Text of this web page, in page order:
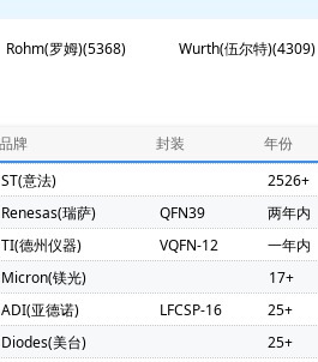
Rohm(罗姆)(5368) Wurth(伍尔特)(4309)
)(69) TDK(东电化)(67) Maxim(
锐)(36)
三和电容器)(31) KEMET(基美)(30)
Nations(国民技术)(21) Broadcom(博
启英泰伦)(19) 3PEAK(思瑞浦)(18)
X-Powers(芯智汇)(13) Vishay(威世)(12)
德)(9) GD(兆
品牌 封装 年份
ST(意法) 2526+
Renesas(瑞萨) QFN39 两年内
TI(德州仪器) VQFN-12 一年内
Micron(镁光) 17+
ADI(亚德诺) LFCSP-16 25+
Diodes(美台) 25+